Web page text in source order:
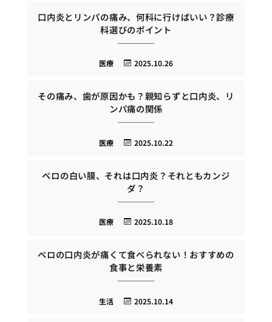
口内炎とリンパの痛み、何科に行けばいい？診療
科選びのポイント
2025.10.26
医療
その痛み、歯が原因かも？親知らずと口内炎、リ
ンパ痛の関係
2025.10.22
医療
ベロの白い膜、それは口内炎？それともカンジ
ダ？
2025.10.18
医療
ベロの口内炎が痛くて食べられない！おすすめの
食事と栄養素
2025.10.14
生活